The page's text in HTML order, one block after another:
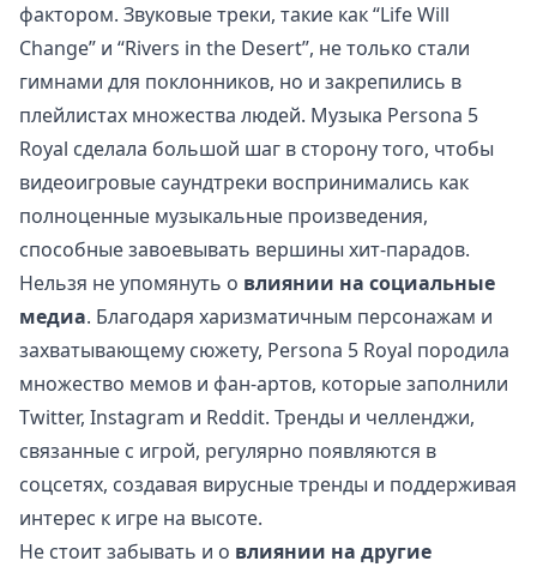
фактором. Звуковые треки, такие как “Life Will
Change” и “Rivers in the Desert”, не только стали
гимнами для поклонников, но и закрепились в
плейлистах множества людей. Музыка Persona 5
Royal сделала большой шаг в сторону того, чтобы
видеоигровые саундтреки воспринимались как
полноценные музыкальные произведения,
способные завоевывать вершины хит-парадов.
Нельзя не упомянуть о влиянии на социальные
медиа. Благодаря харизматичным персонажам и
захватывающему сюжету, Persona 5 Royal породила
множество мемов и фан-артов, которые заполнили
Twitter, Instagram и Reddit. Тренды и челленджи,
связанные с игрой, регулярно появляются в
соцсетях, создавая вирусные тренды и поддерживая
интерес к игре на высоте.
Не стоит забывать и о влиянии на другие